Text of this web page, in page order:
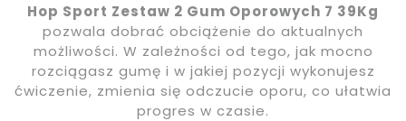
Hop Sport Zestaw 2 Gum Oporowych 7 39Kg
pozwala dobrać obciążenie do aktualnych
możliwości. W zależności od tego, jak mocno
rozciągasz gumę i w jakiej pozycji wykonujesz
ćwiczenie, zmienia się odczucie oporu, co ułatwia
progres w czasie.